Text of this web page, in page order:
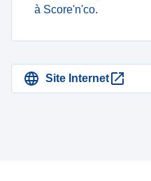
à Score'n'co.
Site Internet